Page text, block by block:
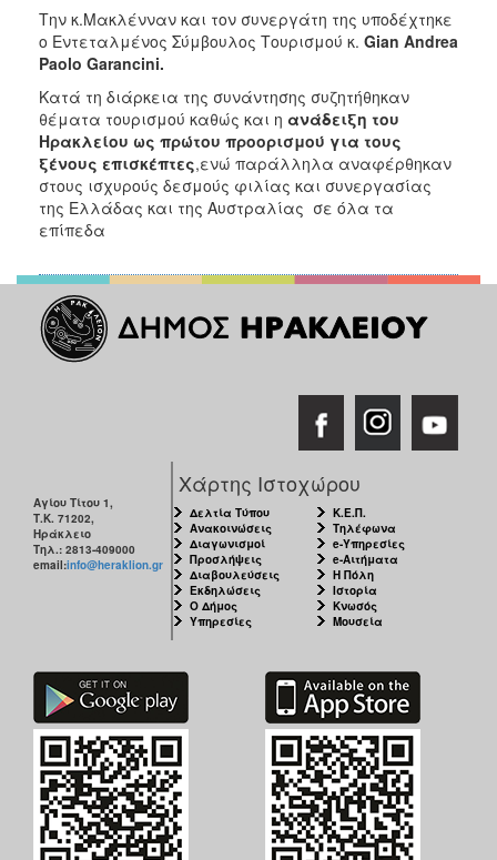
Την κ.Μακλένναν και τον συνεργάτη της υποδέχτηκε
ο Εντεταλμένος Σύμβουλος Τουρισμού κ. Gian Andrea
Paolo Garancini.
Κατά τη διάρκεια της συνάντησης συζητήθηκαν
θέματα τουρισμού καθώς και η ανάδειξη του
Ηρακλείου ως πρώτου προορισμού για τους
ξένους επισκέπτες,ενώ παράλληλα αναφέρθηκαν
στους ισχυρούς δεσμούς φιλίας και συνεργασίας
της Ελλάδας και της Αυστραλίας σε όλα τα
επίπεδα
Αγίου Τίτου 1,
Τ.Κ. 71202,
Ηράκλειο
Τηλ.: 2813-409000
email:info@heraklion.gr
Χάρτης Ιστοχώρου
Δελτία Τύπου
Ανακοινώσεις
Διαγωνισμοί
Προσλήψεις
Διαβουλεύσεις
Εκδηλώσεις
Ο Δήμος
Υπηρεσίες
Κ.Ε.Π.
Τηλέφωνα
e-Υπηρεσίες
e-Αιτήματα
Η Πόλη
Ιστορία
Κνωσός
Μουσεία